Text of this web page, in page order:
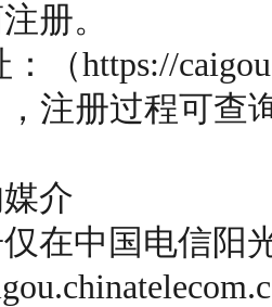
册。
（https://
，注册过程可查
介
在中国电信阳